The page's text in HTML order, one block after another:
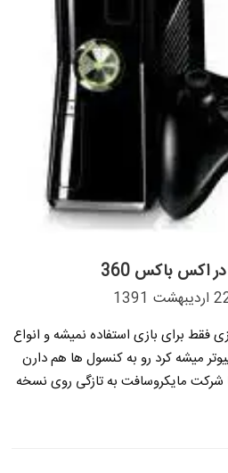
1391
فقط برای بازی استفاده نمیشه و انواع
میشه کرد رو به کنسول ها هم دارن
شرکت مایکروسافت به تازگی روی نسخه